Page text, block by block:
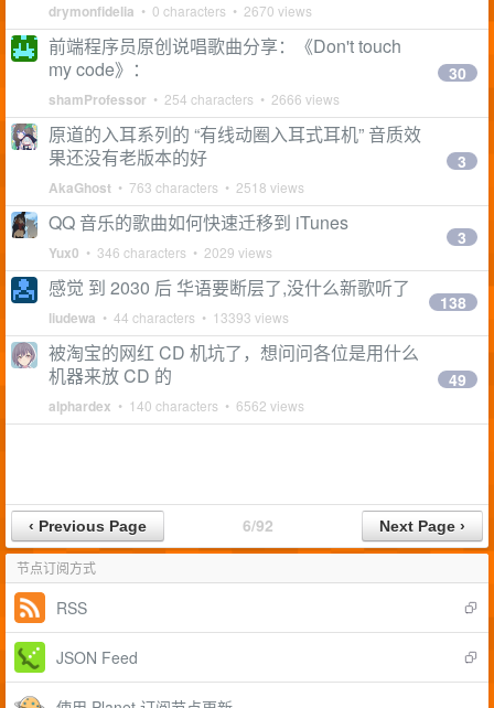
drymonfidelia • 0 characters • 2670 views
前端程序员原创说唱歌曲分享：《Don't touch
my code》：
shamProfessor • 254 characters • 2666 views
30
原道的入耳系列的 “有线动圈入耳式耳机” 音质效
果还没有老版本的好
AkaGhost • 763 characters • 2518 views
3
QQ 音乐的歌曲如何快速迁移到 iTunes
Yux0 • 346 characters • 2029 views
3
感觉 到 2030 后 华语要断层了,没什么新歌听了
liudewa • 44 characters • 13393 views
138
被淘宝的网红 CD 机坑了，想问问各位是用什么
机器来放 CD 的
alphardex • 140 characters • 6562 views
49
6/92
节点订阅方式
RSS
JSON Feed